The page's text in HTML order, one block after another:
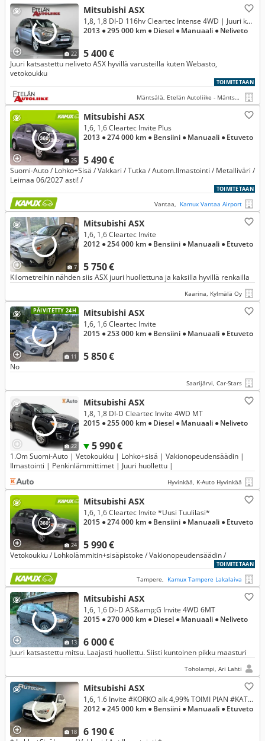
22
Mitsubishi ASX
5 400 €
1,8, 1,8 DI-D 116hv Cleartec Intense 4WD | Juuri katsastettu | Webasto | Vetokoukku | Lisävalo | Ei adblue
2013 ● 295 000 km ● Diesel ● Manuaali ● Neliveto
Juuri katsastettu neliveto ASX hyvillä varusteilla kuten Webasto,
vetokoukku
TOIMITETAAN
Mäntsälä, Etelän Autoliike - Mäntsälä
25
Mitsubishi ASX
5 490 €
1,6, 1,6 Cleartec Invite Plus
2013 ● 274 000 km ● Bensiini ● Manuaali ● Etuveto
Suomi-Auto / Lohko+Sisä / Vakkari / Tutka / Autom.Ilmastointi / Metalliväri /
Leimaa 06/2027 asti! /
TOIMITETAAN
Vantaa, Kamux Vantaa Airport
7
Mitsubishi ASX
5 750 €
1,6, 1,6 Cleartec Invite
2012 ● 254 000 km ● Bensiini ● Manuaali ● Etuveto
Kilometreihin nähden siis ASX juuri huollettuna ja kaksilla hyvillä renkailla
Kaarina, Kylmälä Oy
PÄIVITETTY 24H
11
Mitsubishi ASX
5 850 €
1,6, 1,6 Cleartec Invite
2015 ● 253 000 km ● Bensiini ● Manuaali ● Etuveto
No
Saarijärvi, Car-Stars
22
Mitsubishi ASX
5 990 €
1,8, 1,8 DI-D Cleartec Invite 4WD MT
2015 ● 255 000 km ● Diesel ● Manuaali ● Neliveto
1.Om Suomi-Auto | Vetokoukku | Lohko+sisä | Vakionopeudensäädin |
Ilmastointi | Penkinlämmittimet | Juuri huollettu |
Hyvinkää, K-Auto Hyvinkää
24
Mitsubishi ASX
5 990 €
1,6, 1,6 Cleartec Invite *Uusi Tuulilasi*
2015 ● 274 000 km ● Bensiini ● Manuaali ● Etuveto
Vetokoukku / Lohkolämmitin+sisäpistoke / Vakionopeudensäädin /
TOIMITETAAN
Tampere, Kamux Tampere Lakalaiva
13
Mitsubishi ASX
6 000 €
1,6, 1,6 Di-D AS&amp;G Invite 4WD 6MT
2015 ● 270 000 km ● Diesel ● Manuaali ● Neliveto
Juuri katsastettu mitsu. Laajasti huollettu. Siisti kuntoinen pikku maasturi
Toholampi, Ari Lahti
18
Mitsubishi ASX
6 190 €
1,6, 1.6 Invite #KORKO alk 4,99% TOIMI PIAN #KATS 6/2026 #HYVIN PIDETTY!
2012 ● 245 000 km ● Bensiini ● Manuaali ● Etuveto